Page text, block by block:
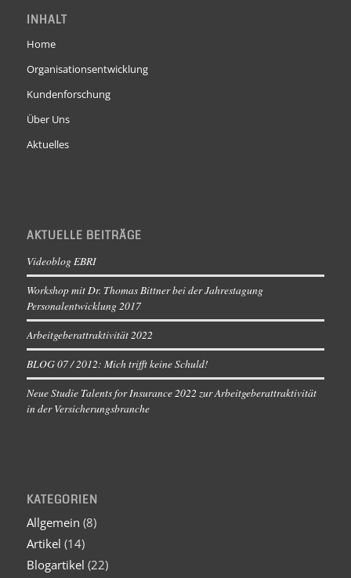
INHALT
Home
Organisationsentwicklung
Kundenforschung
Über Uns
Aktuelles
AKTUELLE BEITRÄGE
Videoblog EBRI
Workshop mit Dr. Thomas Bittner bei der Jahrestagung
Personalentwicklung 2017
Arbeitgeberattraktivität 2022
BLOG 07 / 2012: Mich trifft keine Schuld!
Neue Studie Talents for Insurance 2022 zur Arbeitgeberattraktivität
in der Versicherungsbranche
KATEGORIEN
Allgemein (8)
Artikel (14)
Blogartikel (22)